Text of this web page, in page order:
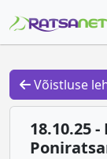
Võistluse
18.10.25